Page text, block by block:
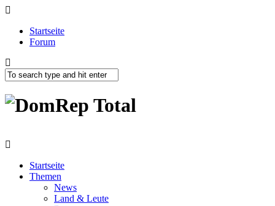
Startseite
Forum
Startseite
Themen
News
Land & Leute